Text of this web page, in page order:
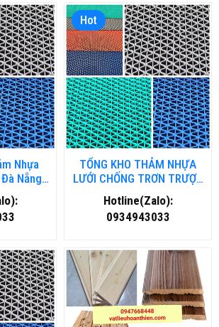
Nhựa
Nẵng
Rẻ
Hot
TỔNG KHO THẢM NHỰA
LƯỚI CHỐNG TRƠN TRƯỢT
TẠI HÀ NỘI
Hotline(Zalo):
0934943033